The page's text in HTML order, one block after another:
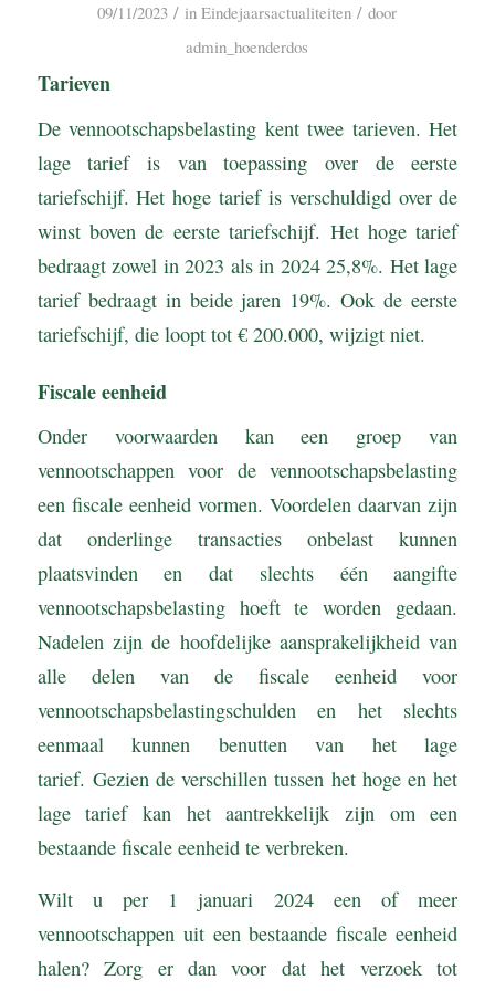
09/11/2023 / inEindejaarsactualiteiten / door
admin_hoenderdos
Tarieven
De vennootschapsbelasting kent twee tarieven. Het
lage tarief is van toepassing over de eerste
tariefschijf. Het hoge tarief is verschuldigd over de
winst boven de eerste tariefschijf. Het hoge tarief
bedraagt zowel in 2023 als in 2024 25,8%. Het lage
tarief bedraagt in beide jaren 19%. Ook de eerste
tariefschijf, die loopt tot € 200.000, wijzigt niet.
Fiscale eenheid
Onder voorwaarden kan een groep van
vennootschappen voor de vennootschapsbelasting
een fiscale eenheid vormen. Voordelen daarvan zijn
dat onderlinge transacties onbelast kunnen
plaatsvinden en dat slechts één aangifte
vennootschapsbelasting hoeft te worden gedaan.
Nadelen zijn de hoofdelijke aansprakelijkheid van
alle delen van de fiscale eenheid voor
vennootschapsbelastingschulden en het slechts
eenmaal kunnen benutten van het lage
tarief. Gezien de verschillen tussen het hoge en het
lage tarief kan het aantrekkelijk zijn om een
bestaande fiscale eenheid te verbreken.
Wilt u per 1 januari 2024 een of meer
vennootschappen uit een bestaande fiscale eenheid
halen? Zorg er dan voor dat het verzoek tot